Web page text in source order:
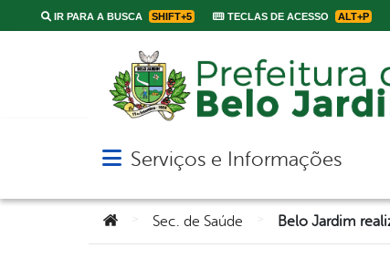
IR PARA A BUSCA SHIFT+5 TECLAS DE ACESSO ALT+P
Abrir menu principal de navegação
Serviços e Informações
Você está aqui:Sec. de Saúde